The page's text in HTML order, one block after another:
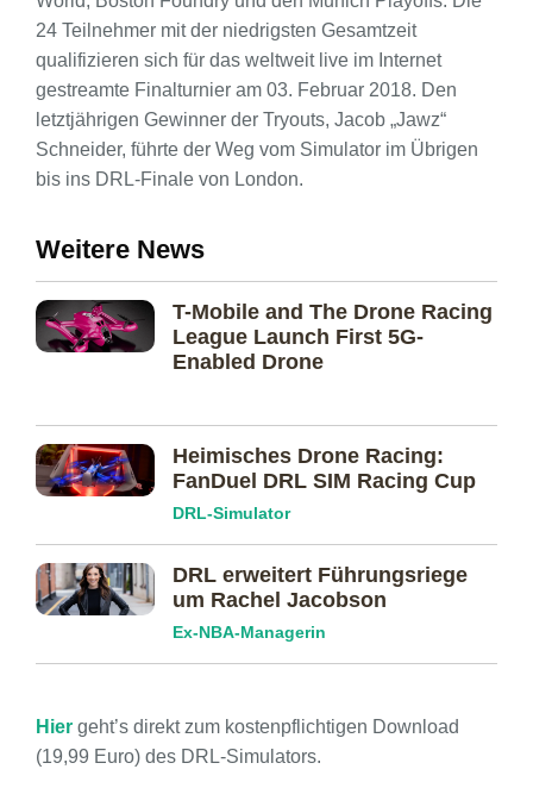
24 Teilnehmer mit der niedrigsten Gesamtzeit
qualifizieren sich für das weltweit live im Internet
gestreamte Finalturnier am 03. Februar 2018. Den
letztjährigen Gewinner der Tryouts, Jacob „Jawz“
Schneider, führte der Weg vom Simulator im Übrigen
bis ins DRL-Finale von London.
Weitere News
T-Mobile and The Drone Racing
League Launch First 5G-
Enabled Drone
Heimisches Drone Racing:
FanDuel DRL SIM Racing Cup
DRL-Simulator
DRL erweitert Führungsriege
um Rachel Jacobson
Ex-NBA-Managerin
Hier geht’s direkt zum kostenpflichtigen Download
(19,99 Euro) des DRL-Simulators.